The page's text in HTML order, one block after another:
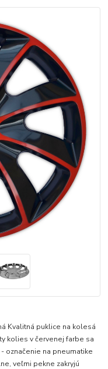
Kvalitná puklice na kolesá
kolies v červenej farbe sa
označenie na pneumatike
veľmi pekne zakryjú